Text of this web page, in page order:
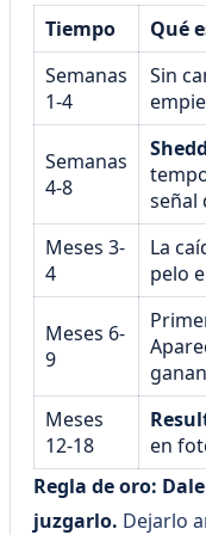
Tiempo
Qué
Semanas
1-4
Sin
Semanas
4-8
señal
Meses 3-
4
La
pelo
Meses 6-
9
Meses
12-18
en
Regla de oro:
juzgarlo. Dejarlo